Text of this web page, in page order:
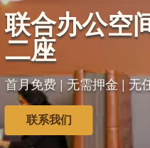
联合办公空
二座
首月免费 | 无需押金 | 无
联系我们